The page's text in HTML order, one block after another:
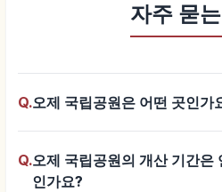
자주 묻
Q.오제 국립공원은 어떤 곳인가
Q.오제 국립공원의 개산 기간은
인가요?